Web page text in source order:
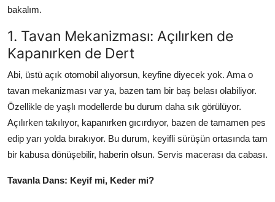
Dizel Sistemler
Multimedya & Elektronik
bakalım.
1. Tavan Mekanizması: Açılırken de
Kapanırken de Dert
Abi, üstü açık otomobil alıyorsun, keyfine diyecek yok. Ama o
tavan mekanizması var ya, bazen tam bir baş belası olabiliyor.
Özellikle de yaşlı modellerde bu durum daha sık görülüyor.
Açılırken takılıyor, kapanırken gıcırdıyor, bazen de tamamen pes
edip yarı yolda bırakıyor. Bu durum, keyifli sürüşün ortasında tam
bir kabusa dönüşebilir, haberin olsun. Servis macerası da cabası.
Tavanla Dans: Keyif mi, Keder mi?